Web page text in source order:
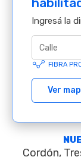
Ingresá la
FIBRA
Ver
Cordón,